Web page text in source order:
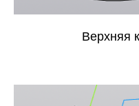
Верхняя